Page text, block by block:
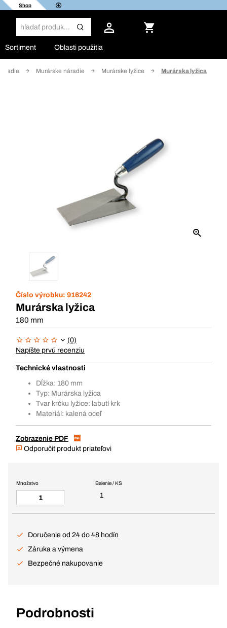
Shop
Sortiment Oblasti použitia
Murárske náradie Murárske lyžice Murárska lyžica
Číslo výrobku: 916242
Murárska lyžica
180 mm
(0)
Napíšte prvú recenziu
Technické vlastnosti
Dĺžka: 180 mm
Typ: Murárska lyžica
Tvar krčku lyžice: labutí krk
Materiál: kalená oceľ
Zobrazenie PDF
Odporučiť produkt priateľovi
Balenie / KS
1
Množstvo
Doručenie od 24 do 48 hodín
Záruka a výmena
Bezpečné nakupovanie
Podrobnosti